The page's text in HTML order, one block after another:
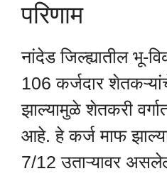
परिणाम
नांदेड जिल्ह्यातील भू-
106 कर्जदार
झाल्यामुळे शेतकरी
आहे. हे कर्ज माफ
7/12 उताऱ्यावर